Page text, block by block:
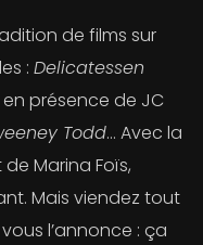
de films sur
: Delicatessen
présence de JC
Todd… Avec la
Marina Foïs,
Mais viendez tout
l’annonce : ça